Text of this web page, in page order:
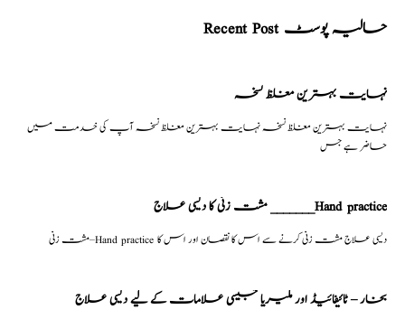
Recent Post حالیہ پوسٹ
نہایت بہترین مغلظ نسخہ
نہایت بہترین مغلظ نسخہ نہایت بہترین مغلظ نسخہ آپ کی خدمت میں
حاضر ہے جس
مشت زنی کا دیسی علاج _______Hand practice
مشت زنی–Hand practice دیسی علاج مشت زنی کرنے سے اس کا نقصان اور اس کا
بخار – ٹائیفائیڈ اور ملیریا جیسی علامات کے لیے دیسی علاج